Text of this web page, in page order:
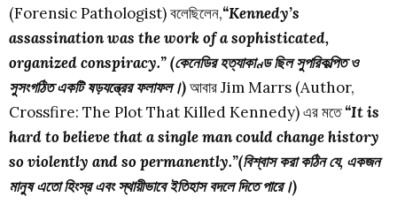
(Forensic Pathologist) বলেছিলেন,“Kennedy’s
assassination was the work of a sophisticated,
organized conspiracy.” (কেনেডির হত্যাকাণ্ড ছিল সুপরিকল্পিত ও
সুসংগঠিত একটি ষড়যন্ত্রের ফলাফল।)আবার Jim Marrs (Author,
Crossfire: The Plot That Killed Kennedy) এর মতে“It is
hard to believe that a single man could change history
so violently and so permanently.”(বিশ্বাস করা কঠিন যে, একজন
মানুষ এতো হিংস্র এবং স্থায়ীভাবে ইতিহাস বদলে দিতে পারে।)